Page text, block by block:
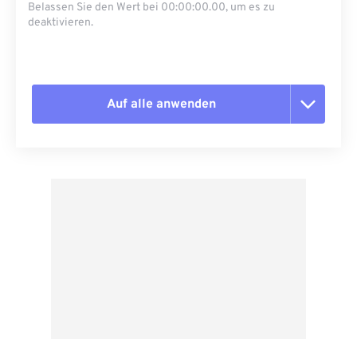
Belassen Sie den Wert bei 00:00:00.00, um es zu
deaktivieren.
Auf alle anwenden